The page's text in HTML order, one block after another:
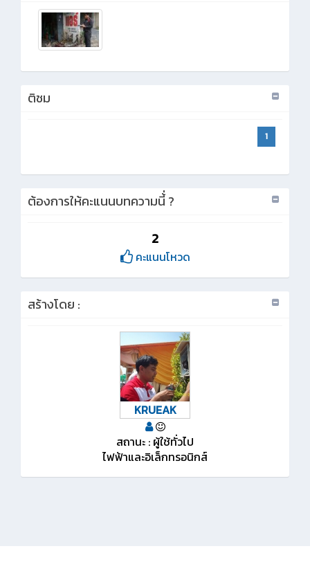
ติชม
1
ต้องการให้คะแนนบทความนี้่ ?
2
คะแนนโหวด
สร้างโดย :
KRUEAK
สถานะ : ผู้ใช้ทั่วไป
ไฟฟ้าและอิเล็กทรอนิกส์